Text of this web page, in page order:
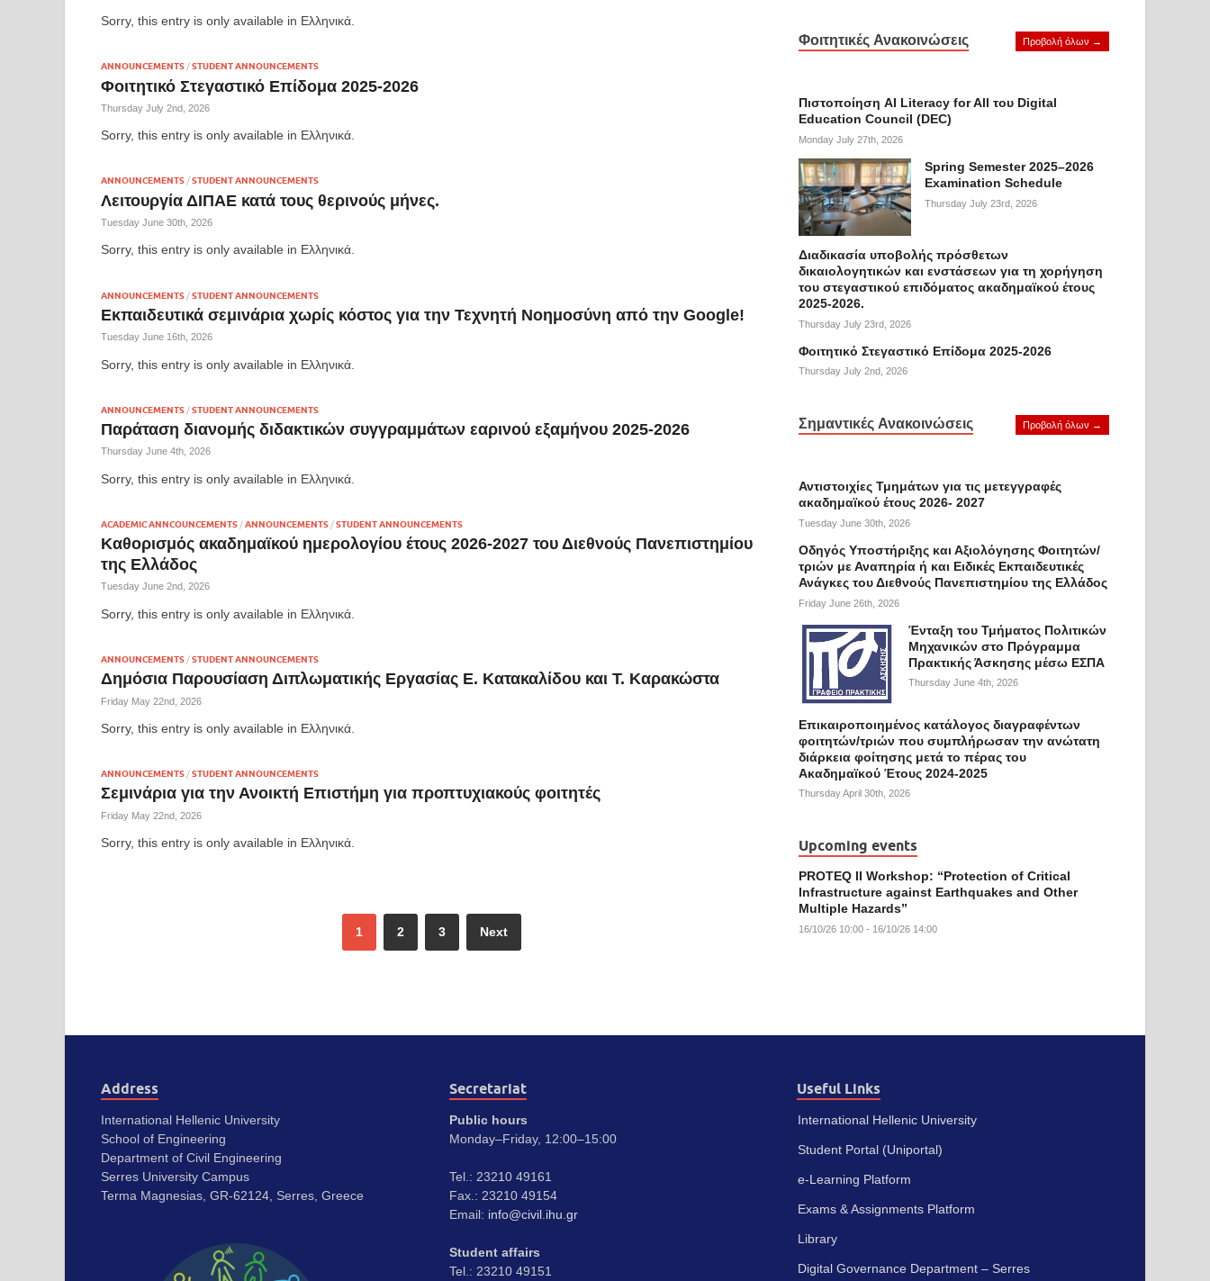
Sorry, this entry is only available in Ελληνικά.
ANNOUNCEMENTS/STUDENT ANNOUNCEMENTS
Φοιτητικό Στεγαστικό Επίδομα 2025-2026
Thursday July 2nd, 2026
Sorry, this entry is only available in Ελληνικά.
ANNOUNCEMENTS/STUDENT ANNOUNCEMENTS
Λειτουργία ΔΙΠΑΕ κατά τους θερινούς μήνες.
Tuesday June 30th, 2026
Sorry, this entry is only available in Ελληνικά.
ANNOUNCEMENTS /STUDENT ANNOUNCEMENTS
Εκπαιδευτικά σεμινάρια χωρίς κόστος για την Τεχνητή Νοημοσύνη από την Google!
Tuesday June 16th, 2026
Sorry, this entry is only available in Ελληνικά.
ANNOUNCEMENTS /STUDENT ANNOUNCEMENTS
Παράταση διανομής διδακτικών συγγραμμάτων εαρινού εξαμήνου 2025-2026
Thursday June 4th, 2026
Sorry, this entry is only available in Ελληνικά.
ACADEMIC ANNCOUNCEMENTS /ANNOUNCEMENTS /STUDENT ANNOUNCEMENTS
Καθορισμός ακαδημαϊκού ημερολογίου έτους 2026-2027 του Διεθνούς Πανεπιστημίου
της Ελλάδος
Tuesday June 2nd, 2026
Sorry, this entry is only available in Ελληνικά.
ANNOUNCEMENTS /STUDENT ANNOUNCEMENTS
Δημόσια Παρουσίαση Διπλωματικής Εργασίας Ε. Κατακαλίδου και Τ. Καρακώστα
Friday May 22nd, 2026
Sorry, this entry is only available in Ελληνικά.
ANNOUNCEMENTS /STUDENT ANNOUNCEMENTS
Σεμινάρια για την Ανοικτή Επιστήμη για προπτυχιακούς φοιτητές
Friday May 22nd, 2026
Sorry, this entry is only available in Ελληνικά.
1 2 3 Next
Φοιτητικές Ανακοινώσεις Προβολή όλων →
Πιστοποίηση AI Literacy for All του Digital
Education Council (DEC)
Monday July 27th, 2026
Spring Semester 2025–2026
Examination Schedule
Thursday July 23rd, 2026
Διαδικασία υποβολής πρόσθετων
δικαιολογητικών και ενστάσεων για τη χορήγηση
του στεγαστικού επιδόματος ακαδημαϊκού έτους
2025-2026.
Thursday July 23rd, 2026
Φοιτητικό Στεγαστικό Επίδομα 2025-2026
Thursday July 2nd, 2026
Σημαντικές Ανακοινώσεις Προβολή όλων →
Αντιστοιχίες Τμημάτων για τις μετεγγραφές
ακαδημαϊκού έτους 2026- 2027
Tuesday June 30th, 2026
Οδηγός Υποστήριξης και Αξιολόγησης Φοιτητών/
τριών με Αναπηρία ή και Ειδικές Εκπαιδευτικές
Ανάγκες του Διεθνούς Πανεπιστημίου της Ελλάδος
Friday June 26th, 2026
Ένταξη του Τμήματος Πολιτικών
Μηχανικών στο Πρόγραμμα
Πρακτικής Άσκησης μέσω ΕΣΠΑ
Thursday June 4th, 2026
Επικαιροποιημένος κατάλογος διαγραφέντων
φοιτητών/τριών που συμπλήρωσαν την ανώτατη
διάρκεια φοίτησης μετά το πέρας του
Ακαδημαϊκού Έτους 2024-2025
Thursday April 30th, 2026
Upcoming events
PROTEQ II Workshop: “Protection of Critical
Infrastructure against Earthquakes and Other
Multiple Hazards”
16/10/26 10:00 - 16/10/26 14:00
Address
International Hellenic University
School of Engineering
Department of Civil Engineering
Serres University Campus
Terma Magnesias, GR-62124, Serres, Greece
Secretariat
Public hours
Monday–Friday, 12:00–15:00
Tel.: 23210 49161
Fax.: 23210 49154
Email: info@civil.ihu.gr
Student affairs
Tel.: 23210 49151
Useful Links
International Hellenic University
Student Portal (Uniportal)
e-Learning Platform
Exams & Assignments Platform
Library
Digital Governance Department – Serres